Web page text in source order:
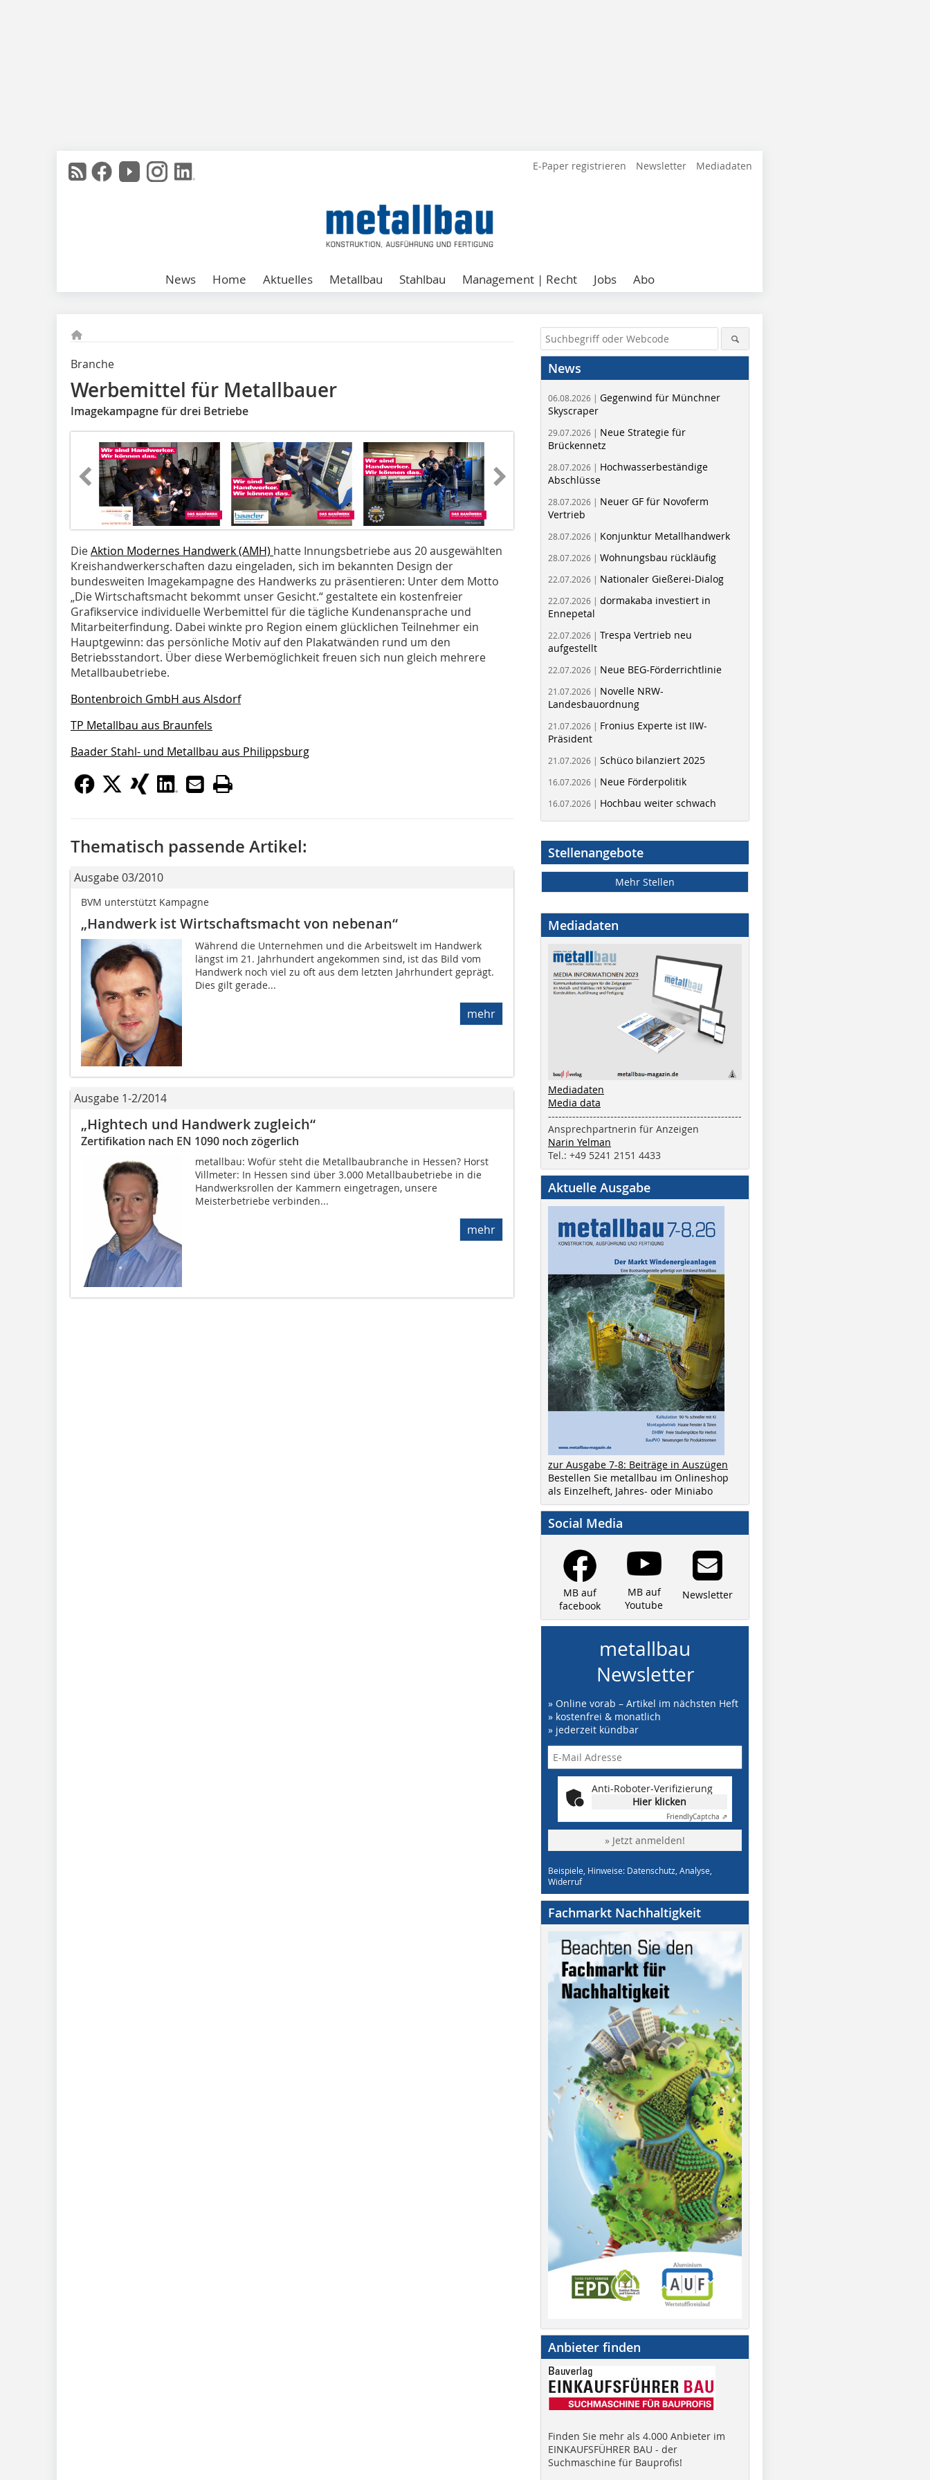
E-Paper registrieren Newsletter Mediadaten
News Home Aktuelles Metallbau Stahlbau Management | Recht Jobs Abo
Branche
Werbemittel für Metallbauer
Imagekampagne für drei Betriebe
DieAktion Modernes Handwerk (AMH) hatte Innungsbetriebe aus 20 ausgewählten
Kreishandwerkerschaften dazu eingeladen, sich im bekannten Design der
bundesweiten Imagekampagne des Handwerks zu präsentieren: Unter dem Motto
„Die Wirtschaftsmacht bekommt unser Gesicht.“ gestaltete ein kostenfreier
Grafikservice individuelle Werbemittel für die tägliche Kundenansprache und
Mitarbeiterfindung. Dabei winkte pro Region einem glücklichen Teilnehmer ein
Hauptgewinn: das persönliche Motiv auf den Plakatwänden rund um den
Betriebsstandort. Über diese Werbemöglichkeit freuen sich nun gleich mehrere
Metallbaubetriebe.
Bontenbroich GmbH aus Alsdorf
TP Metallbau aus Braunfels
Baader Stahl- und Metallbau aus Philippsburg
Thematisch passende Artikel:
Ausgabe 03/2010
BVM unterstützt Kampagne
„Handwerk ist Wirtschaftsmacht von nebenan“
Während die Unternehmen und die Arbeitswelt im Handwerk
längst im 21. Jahrhundert angekommen sind, ist das Bild vom
Handwerk noch viel zu oft aus dem letzten Jahrhundert geprägt.
Dies gilt gerade...
mehr
Ausgabe 1-2/2014
„Hightech und Handwerk zugleich“
Zertifikation nach EN 1090 noch zögerlich
metallbau: Wofür steht die Metallbaubranche in Hessen? Horst
Villmeter: In Hessen sind über 3.000 Metallbaubetriebe in die
Handwerksrollen der Kammern eingetragen, unsere
Meisterbetriebe verbinden...
mehr
News
06.08.2026 | Gegenwind für Münchner
Skyscraper
29.07.2026 | Neue Strategie für
Brückennetz
28.07.2026 | Hochwasserbeständige
Abschlüsse
28.07.2026 | Neuer GF für Novoferm
Vertrieb
28.07.2026 | Konjunktur Metallhandwerk
28.07.2026 | Wohnungsbau rückläufig
22.07.2026 | Nationaler Gießerei-Dialog
22.07.2026 | dormakaba investiert in
Ennepetal
22.07.2026 | Trespa Vertrieb neu
aufgestellt
22.07.2026 | Neue BEG-Förderrichtlinie
21.07.2026 | Novelle NRW-
Landesbauordnung
21.07.2026 | Fronius Experte ist IIW-
Präsident
21.07.2026 | Schüco bilanziert 2025
16.07.2026 | Neue Förderpolitik
16.07.2026 | Hochbau weiter schwach
Stellenangebote
Mehr Stellen
Mediadaten
Mediadaten
Media data
--------------------------------------------------------
Ansprechpartnerin für Anzeigen
Narin Yelman
Tel.: +49 5241 2151 4433
Aktuelle Ausgabe
zur Ausgabe 7-8: Beiträge in Auszügen
Bestellen Sie metallbau im Onlineshop
als Einzelheft, Jahres- oder Miniabo
Social Media
MB auf
facebook
MB auf
Youtube
Newsletter
metallbau
Newsletter
» Online vorab – Artikel im nächsten Heft
» kostenfrei & monatlich
» jederzeit kündbar
Anti-Roboter-Verifizierung
Hier klicken
FriendlyCaptcha ⇗
» Jetzt anmelden!
Beispiele, Hinweise: Datenschutz, Analyse,
Widerruf
Fachmarkt Nachhaltigkeit
Anbieter finden
Finden Sie mehr als 4.000 Anbieter im
EINKAUFSFÜHRER BAU - der
Suchmaschine für Bauprofis!